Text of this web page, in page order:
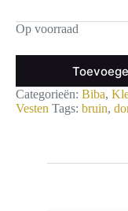
Op voorraad
Categorieën: Biba,
Vesten Tags: bruin,